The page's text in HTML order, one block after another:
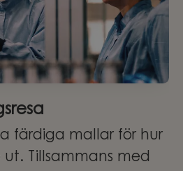
färdiga mallar för hur
ut. Tillsammans med